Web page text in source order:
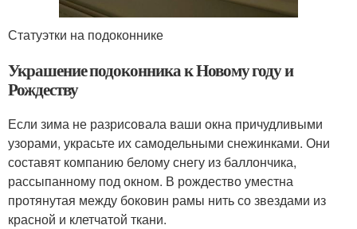
Статуэтки на подоконнике
Украшение подоконника к Новому году и
Рождеству
Если зима не разрисовала ваши окна причудливыми
узорами, украсьте их самодельными снежинками. Они
составят компанию белому снегу из баллончика,
рассыпанному под окном. В рождество уместна
протянутая между боковин рамы нить со звездами из
красной и клетчатой ткани.